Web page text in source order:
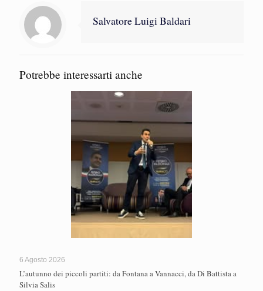
Salvatore Luigi Baldari
Potrebbe interessarti anche
6 Agosto 2026
L’autunno dei piccoli partiti: da Fontana a Vannacci, da Di Battista a
Silvia Salis